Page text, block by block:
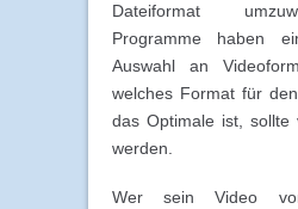
Dateiformat
Programme haben
Auswahl an
welches Format für
das Optimale ist, sollte
werden.
Wer sein Video